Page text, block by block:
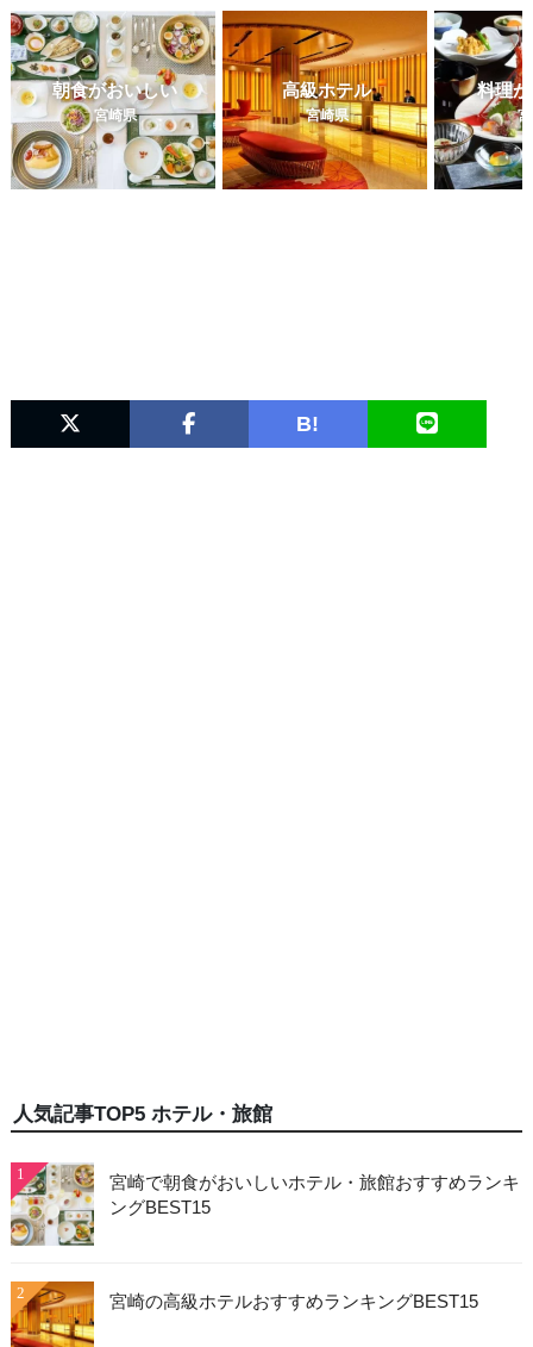
朝食がおいしい
宮崎県
高級ホテル
宮崎県
料理
B!
人気記事TOP5 ホテル・旅館
1
宮崎で朝食がおいしいホテル・旅館おすすめランキ
ングBEST15
2 宮崎の高級ホテルおすすめランキングBEST15